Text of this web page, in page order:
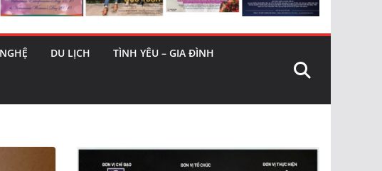
DU LỊCH TÌNH YÊU – GIA ĐÌNH